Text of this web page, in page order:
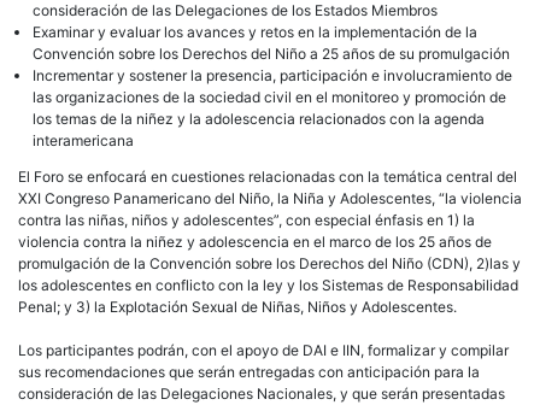
consideración de las Delegaciones de los Estados Miembros
Examinar y evaluar los avances y retos en la implementación de la
Convención sobre los Derechos del Niño a 25 años de su promulgación
Incrementar y sostener la presencia, participación e involucramiento de
las organizaciones de la sociedad civil en el monitoreo y promoción de
los temas de la niñez y la adolescencia relacionados con la agenda
interamericana
El Foro se enfocará en cuestiones relacionadas con la temática central del
XXI Congreso Panamericano del Niño, la Niña y Adolescentes, “la violencia
contra las niñas, niños y adolescentes”, con especial énfasis en 1) la
violencia contra la niñez y adolescencia en el marco de los 25 años de
promulgación de la Convención sobre los Derechos del Niño (CDN), 2)las y
los adolescentes en conflicto con la ley y los Sistemas de Responsabilidad
Penal; y 3) la Explotación Sexual de Niñas, Niños y Adolescentes.
Los participantes podrán, con el apoyo de DAI e IIN, formalizar y compilar
sus recomendaciones que serán entregadas con anticipación para la
consideración de las Delegaciones Nacionales, y que serán presentadas